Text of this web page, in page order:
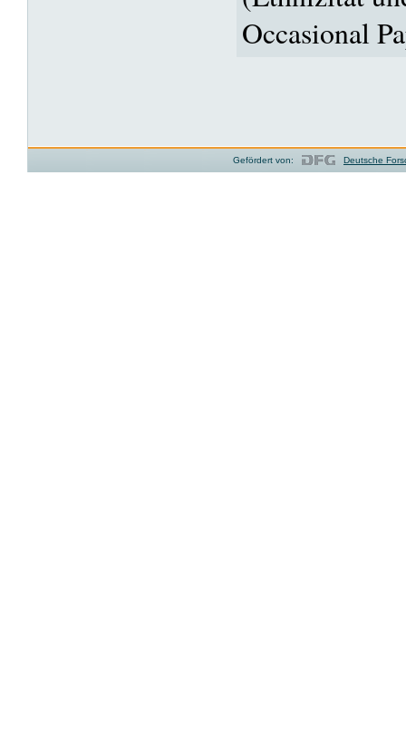
Occasional
Gefördert von: Deutsche